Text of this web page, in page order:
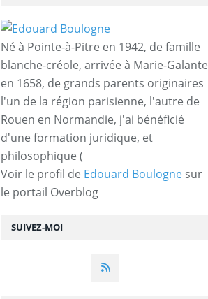
SUIVEZ-MOI
Né à Pointe-à-Pitre en 1942, de famille
blanche-créole, arrivée à Marie-Galante
en 1658, de grands parents originaires
l'un de la région parisienne, l'autre de
Rouen en Normandie, j'ai bénéficié
d'une formation juridique, et
philosophique (
Voir le profil de Edouard Boulogne sur
le portail Overblog